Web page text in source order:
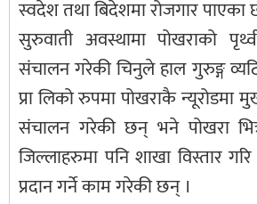
स्वदेश तथा बिदेशमा रोजगार पाएका
सुरुवाती अवस्थामा पोखराको
संचालन गरेकी चिनुले हाल गुरुङ्ग
प्रा लिको रुपमा पोखराकै न्यूरोडमा
संचालन गरेकी छन् भने पोखरा
जिल्लाहरुमा पनि शाखा विस्तार
प्रदान गर्ने काम गरेकी छन् ।